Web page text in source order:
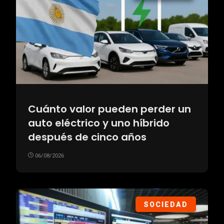
Cuánto valor pueden perder un
auto eléctrico y uno híbrido
después de cinco años
06/08/2026
SOCIEDAD